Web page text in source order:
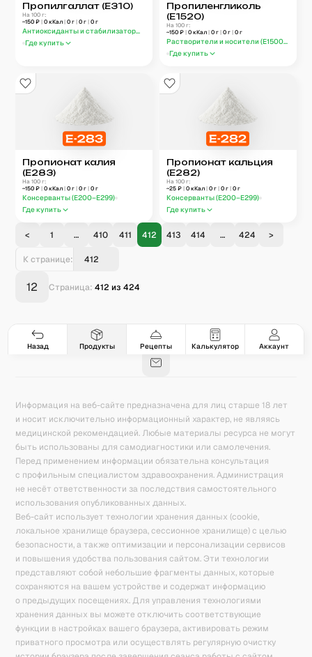
Пропилгаллат (E310)
На 100 г:
~150 ₽| 0 кКал| 0 г| 0 г| 0 г
Антиоксиданты и стабилизаторы (E300–E399)
Где купить
Пропиленгликоль
(E1520)
На 100 г:
~150 ₽ | 0 кКал | 0 г | 0 г | 0 г
Растворители и носители (E1500–E1599)
Где купить
Пропионат калия
(E283)
На 100 г:
~150 ₽| 0 кКал| 0 г| 0 г| 0 г
Консерванты (E200–E299)
Где купить
Пропионат кальция
(E282)
На 100 г:
~25 ₽ | 0 кКал | 0 г | 0 г | 0 г
Консерванты (E200–E299)
Где купить
< 1 … 410 411 412 413 414 … 424 >
К странице:
Страница: 412 из424
12
Назад Продукты Рецепты Калькулятор Аккаунт
Гастро-сеты 8 Рецепты 171 Продукты 5078 42
База знаний Калькулятор калорий
Информация на веб-сайте предназначена для лиц старше 18 лет
и носит исключительно информационный характер, не являясь
медицинской рекомендацией. Любые материалы ресурса не могут
быть использованы для самодиагностики или самолечения.
Перед применением информации обязательна консультация
с профильным специалистом здравоохранения. Администрация
не несёт ответственности за последствия самостоятельного
использования опубликованных данных.
Веб-сайт использует технологии хранения данных (cookie,
локальное хранилище браузера, сессионное хранилище) с целью
безопасности, а также оптимизации и персонализации сервисов
и повышения удобства пользования сайтом. Эти технологии
представляют собой небольшие фрагменты данных, которые
сохраняются на вашем устройстве и содержат информацию
о предыдущих посещениях. Для управления технологиями
хранения данных вы можете отключить соответствующие
функции в настройках вашего браузера, активировать режим
приватного просмотра или осуществлять регулярную очистку